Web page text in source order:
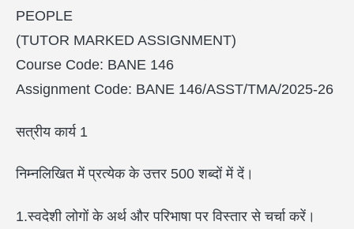
PEOPLE
(TUTOR MARKED ASSIGNMENT)
Course Code: BANE 146
Assignment Code: BANE 146/ASST/TMA/2025-26
सत्रीय कार्य 1
निम्नलिखित में प्रत्येक के उत्तर 500 शब्दों में दें।
1.स्वदेशी लोगों के अर्थ और परिभाषा पर विस्तार से चर्चा करें।